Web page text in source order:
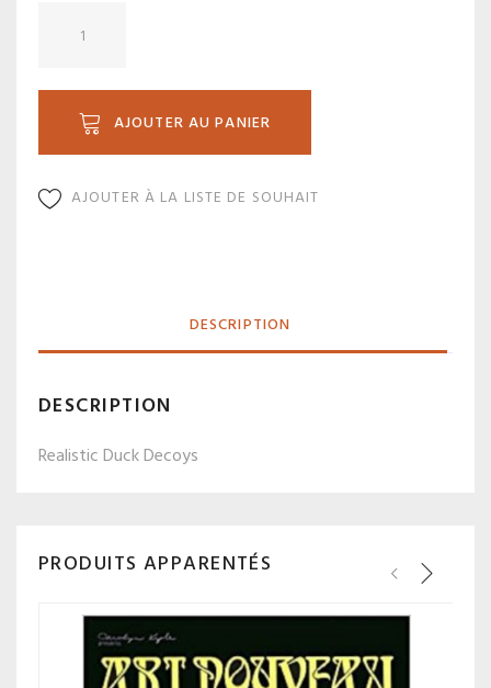
AJOUTER AU PANIER
AJOUTER À LA LISTE DE SOUHAIT
DESCRIPTION
DESCRIPTION
Realistic Duck Decoys
PRODUITS APPARENTÉS